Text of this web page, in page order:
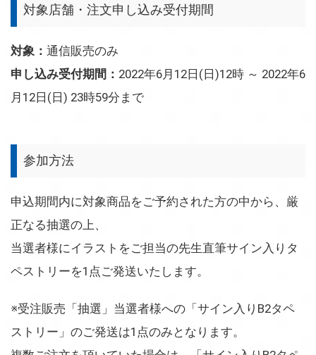
対象店舗・注文申し込み受付期間
対象： 通信販売のみ
申し込み受付期間： 2022年6月12日(日)12時 ～ 2022年6
月12日(日) 23時59分まで
参加方法
申込期間内に対象商品をご予約された方の中から、厳
正なる抽選の上、
当選者様にイラストをご担当の先生直筆サイン入りタ
ペストリーを1点ご発送いたします。
※受注販売「抽選」当選者様への「サイン入りB2タペ
ストリー」のご発送は1点のみとなります。